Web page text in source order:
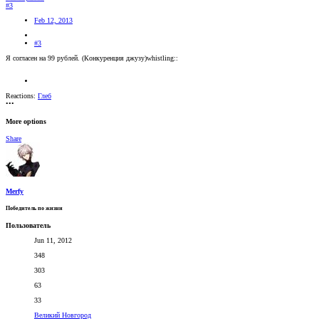
#3
Feb 12, 2013
#3
Я согласен на 99 рублей. (Конкуренция джузу)whistling::
Reactions: Глеб
•••
More options
Share
Merfy
Победитель по жизни
Пользователь
Jun 11, 2012
348
303
63
33
Великий Новгород